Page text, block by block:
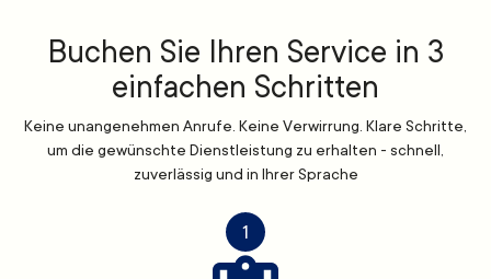
Buchen Sie Ihren Service in 3
einfachen Schritten
Keine unangenehmen Anrufe. Keine Verwirrung. Klare Schritte,
um die gewünschte Dienstleistung zu erhalten - schnell,
zuverlässig und in Ihrer Sprache
1